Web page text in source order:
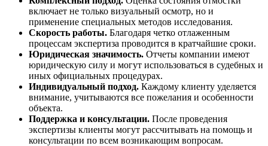
включает не только визуальный осмотр, но и
применение специальных методов исследования.
Скорость работы. Благодаря четко отлаженным
процессам экспертиза проводится в кратчайшие сроки.
Юридическая значимость. Отчеты компании имеют
юридическую силу и могут использоваться в судебных и
иных официальных процедурах.
Индивидуальный подход. Каждому клиенту уделяется
внимание, учитываются все пожелания и особенности
объекта.
Поддержка и консультации. После проведения
экспертизы клиенты могут рассчитывать на помощь и
консультации по всем возникающим вопросам.